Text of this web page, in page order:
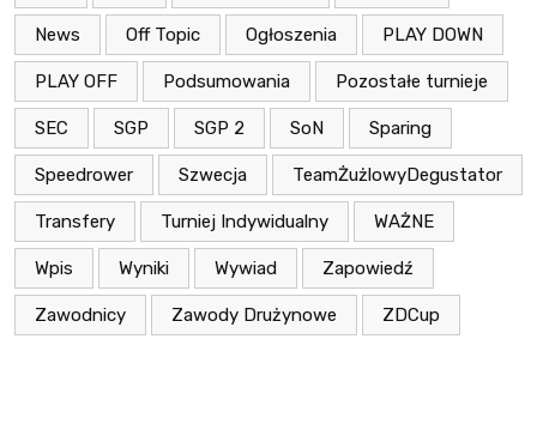
News Off Topic Ogłoszenia PLAY DOWN
PLAY OFF Podsumowania Pozostałe turnieje
SEC SGP SGP 2 SoN Sparing
Speedrower Szwecja TeamŻużlowyDegustator
Transfery Turniej Indywidualny WAŻNE
Wpis Wyniki Wywiad Zapowiedź
Zawodnicy Zawody Drużynowe ZDCup